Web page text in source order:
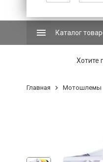
Каталог
Хотите
Главная Мотошлемы